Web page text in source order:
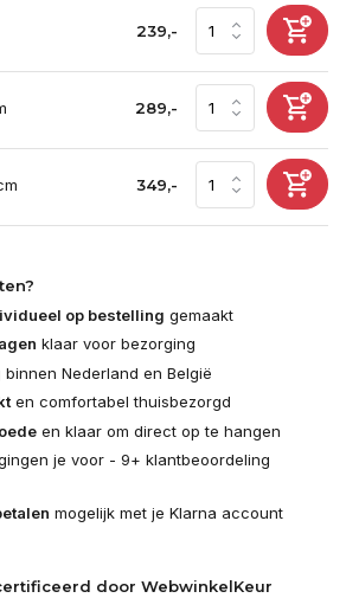
239,-
289,-
349,-
op bestelling gemaakt
klaar voor bezorging
binnen Nederland en België
en comfortabel thuisbezorgd
en klaar om direct op te hangen
je voor - 9+ klantbeoordeling
mogelijk met je Klarna account
door WebwinkelKeur